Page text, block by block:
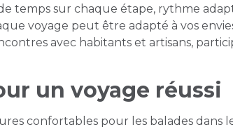
temps sur chaque étape, rythme
voyage peut être adapté à vos
avec habitants et artisans,
un voyage réussi
confortables pour les balades dans